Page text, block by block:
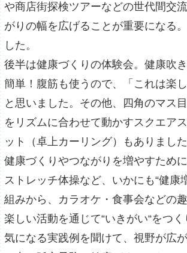
や商店街探検ツアーなどの世代間交
がりの幅を広げることが重要になる
した。
後半は健康づくりの体験会。健康吹
簡単！腹筋も使うので、「これは楽し
と思いました。その他、四角のマス
をリズムに合わせて動かすスクエア
ット（卓上カーリング）もありました
健康づくりやつながりを増やすため
ストレッチ体操など、いかにも“健康
組みから、カラオケ・食事会などの
楽しい活動を通じて“いきがい“をつ
気になる実践例を聞けて、視野が広